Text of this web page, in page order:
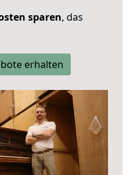
sparen, das
erhalten